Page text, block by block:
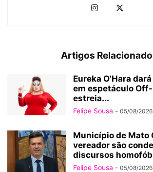
Artigos
Eureka O’Hara
em espetáculo
estreia...
Felipe Sousa - 05/08/2026
Município de Mato
vereador são
discursos
Felipe Sousa - 05/08/2026